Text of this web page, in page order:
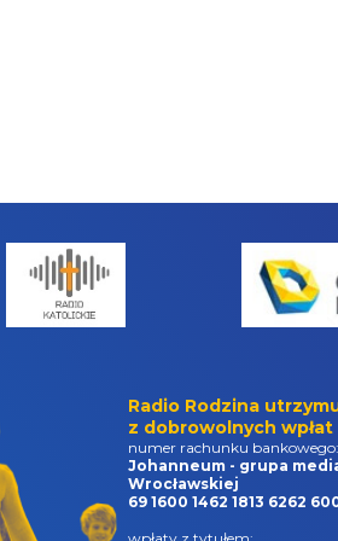
Radio Rodzina
z dobrowolnych wpłat
numer rachunku bankowego:
Johanneum - grupa
Wrocławskiej
69 1600 1462 1813 6262